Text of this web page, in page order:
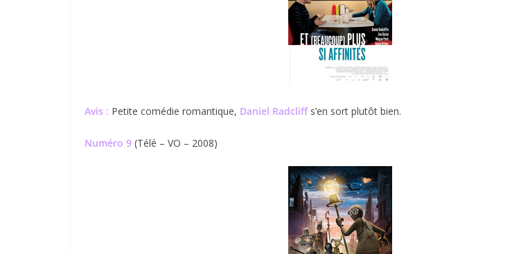
Avis : Petite comédie romantique, Daniel Radcliff s’en sort plutôt bien.
Numéro 9 (Télé – VO – 2008)